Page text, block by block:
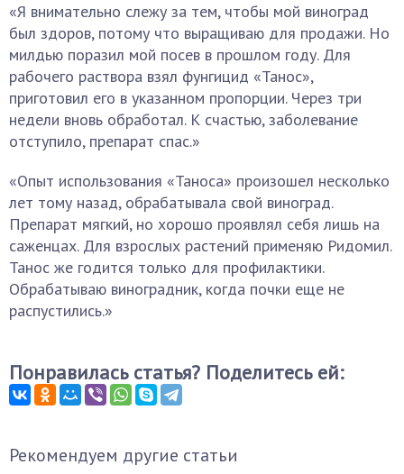
«Я внимательно слежу за тем, чтобы мой виноград
был здоров, потому что выращиваю для продажи. Но
милдью поразил мой посев в прошлом году. Для
рабочего раствора взял фунгицид «Танос»,
приготовил его в указанном пропорции. Через три
недели вновь обработал. К счастью, заболевание
отступило, препарат спас.»
«Опыт использования «Таноса» произошел несколько
лет тому назад, обрабатывала свой виноград.
Препарат мягкий, но хорошо проявлял себя лишь на
саженцах. Для взрослых растений применяю Ридомил.
Танос же годится только для профилактики.
Обрабатываю виноградник, когда почки еще не
распустились.»
Понравилась статья? Поделитесь ей:
Рекомендуем другие статьи